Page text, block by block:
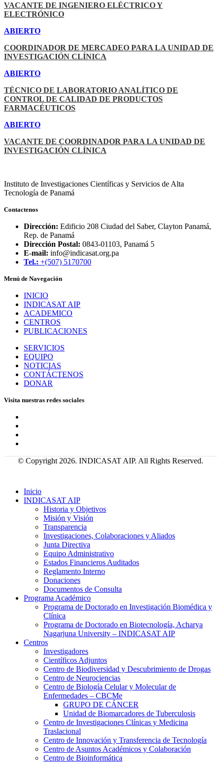
VACANTE DE INGENIERO ELÉCTRICO Y
ELECTRÓNICO
ABIERTO
COORDINADOR DE MERCADEO PARA LA UNIDAD DE
INVESTIGACIÓN CLÍNICA
ABIERTO
TÉCNICO DE LABORATORIO ANALÍTICO DE
CONTROL DE CALIDAD DE PRODUCTOS
FARMACÉUTICOS
ABIERTO
VACANTE DE COORDINADOR PARA LA UNIDAD DE
INVESTIGACIÓN CLÍNICA
Instituto de Investigaciones Científicas y Servicios de Alta
Tecnología de Panamá
Contactenos
Dirección: Edificio 208 Ciudad del Saber, Clayton Panamá,
Rep. de Panamá
Dirección Postal: 0843-01103, Panamá 5
E-mail: info@indicasat.org.pa
Tel.: +(507) 5170700
Menú de Navegación
INICIO
INDICASAT AIP
ACADEMICO
CENTROS
PUBLICACIONES
SERVICIOS
EQUIPO
NOTICIAS
CONTÁCTENOS
DONAR
Visita nuestras redes sociales
© Copyright 2026. INDICASAT AIP. All Rights Reserved.
Inicio
INDICASAT AIP
Historia y Objetivos
Misión y Visión
Transparencia
Investigaciones, Colaboraciones y Aliados
Junta Directiva
Equipo Administrativo
Estados Financieros Auditados
Reglamento Interno
Donaciones
Documentos de Consulta
Programa Académico
Programa de Doctorado en Investigación Biomédica y
Clínica
Programa de Doctorado en Biotecnología, Acharya
Nagarjuna University – INDICASAT AIP
Centros
Investigadores
Científicos Adjuntos
Centro de Biodiversidad y Descubrimiento de Drogas
Centro de Neurociencias
Centro de Biología Celular y Molecular de
Enfermedades – CBCMe
GRUPO DE CÁNCER
Unidad de Biomarcadores de Tuberculosis
Centro de Investigaciones Clínicas y Medicina
Traslacional
Centro de Innovación y Transferencia de Tecnología
Centro de Asuntos Académicos y Colaboración
Centro de Bioinformática